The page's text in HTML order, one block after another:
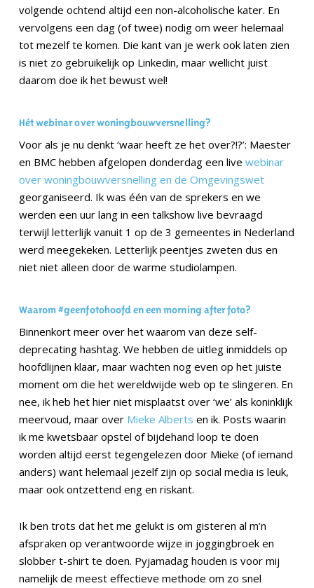
volgende ochtend altijd een non-alcoholische kater. En
vervolgens een dag (of twee) nodig om weer helemaal
tot mezelf te komen. Die kant van je werk ook laten zien
is niet zo gebruikelijk op Linkedin, maar wellicht juist
daarom doe ik het bewust wel!
Hét webinar over woningbouwversnelling?
Voor als je nu denkt ‘waar heeft ze het over?!?’: Maester
en BMC hebben afgelopen donderdag een live webinar
over woningbouwversnelling en de Omgevingswet
georganiseerd. Ik was één van de sprekers en we
werden een uur lang in een talkshow live bevraagd
terwijl letterlijk vanuit 1 op de 3 gemeentes in Nederland
werd meegekeken. Letterlijk peentjes zweten dus en
niet niet alleen door de warme studiolampen.
Waarom#geenfotohoofden een morning after foto?
Binnenkort meer over het waarom van deze self-
deprecating hashtag. We hebben de uitleg inmiddels op
hoofdlijnen klaar, maar wachten nog even op het juiste
moment om die het wereldwijde web op te slingeren. En
nee, ik heb het hier niet misplaatst over ‘we’ als koninklijk
meervoud, maar over Mieke Alberts en ik. Posts waarin
ik me kwetsbaar opstel of bijdehand loop te doen
worden altijd eerst tegengelezen door Mieke (of iemand
anders) want helemaal jezelf zijn op social media is leuk,
maar ook ontzettend eng en riskant.
Ik ben trots dat het me gelukt is om gisteren al m’n
afspraken op verantwoorde wijze in joggingbroek en
slobber t-shirt te doen. Pyjamadag houden is voor mij
namelijk de meest effectieve methode om zo snel